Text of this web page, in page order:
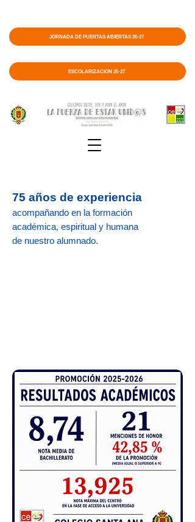
ESCOLARIZACIÓN 26-27
JORNADA DE PUERTAS ABIERTAS 26-27
75 años de experiencia
acompañando en la formación
académica, espiritual y humana
de nuestro alumnado.